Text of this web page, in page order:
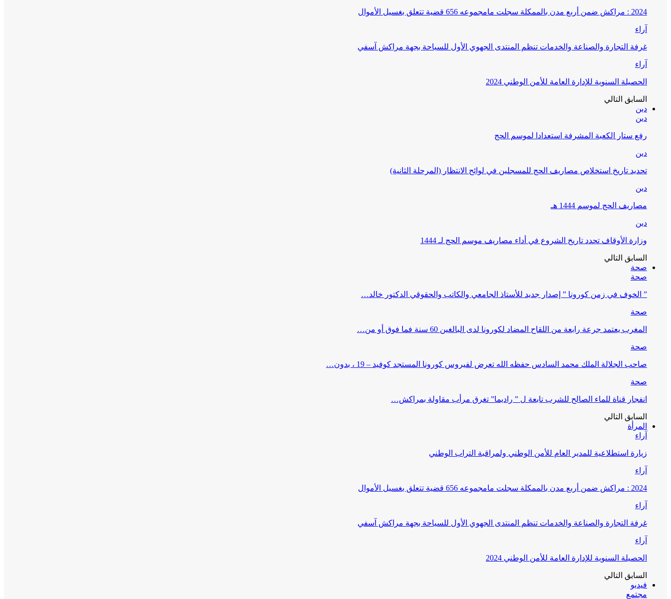
2024 : مراكش ضمن أربع مدن بالممكلة سجلت مامجموعه 656 قضية تتعلق بغسيل الأموال
آراء
غرفة التجارة والصناعة والخدمات تنظم المنتدى الجهوي الأول للسياحة بجهة مراكش آسفي
آراء
الحصيلة السنوية للإدارة العامة للأمن الوطني 2024
السابق التالي
دين
دين
رفع ستار الكعبة المشرفة استعدادا لموسم الحج
دين
تحديد تاريخ استخلاص مصاريف الحج للمسجلين في لوائح الانتظار (المرحلة الثانية)
دين
مصاريف الحج لموسم 1444 هـ
دين
وزارة الأوقاف تحدد تاريخ الشروع في أداء مصاريف موسم الحج لـ 1444
السابق التالي
صحة
صحة
” الخوف في زمن كورونا ” إصدار جديد للأستاذ الجامعي والكاتب والحقوقي الدكتور خالد…
صحة
المغرب يعتمد جرعة رابعة من اللقاح المضاد لكورونا لدى البالغين 60 سنة فما فوق أو من…
صحة
صاحب الجلالة الملك محمد السادس حفظه الله تعرض لفيروس كورونا المستجد كوفيد – 19 ، بدون…
صحة
انفجار قناة للماء الصالح للشرب تابعة ل ” راديما” تغرق مرأب مقاولة بمراكش…
السابق التالي
المرأة
آراء
زيارة استطلاعية للمدير العام للأمن الوطني ولمراقبة التراب الوطني
آراء
2024 : مراكش ضمن أربع مدن بالممكلة سجلت مامجموعه 656 قضية تتعلق بغسيل الأموال
آراء
غرفة التجارة والصناعة والخدمات تنظم المنتدى الجهوي الأول للسياحة بجهة مراكش آسفي
آراء
الحصيلة السنوية للإدارة العامة للأمن الوطني 2024
السابق التالي
فيديو
مجتمع